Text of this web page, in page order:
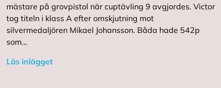
mästare på grovpistol när cuptävling 9 avgjordes. Victor
tog titeln i klass A efter omskjutning mot
silvermedaljören Mikael Johansson. Båda hade 542p
som…
Läs inlägget